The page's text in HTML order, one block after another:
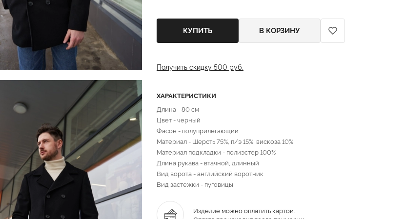
КУПИТЬ В КОРЗИНУ
Получить скидку 500 руб.
ХАРАКТЕРИСТИКИ
Длина - 80 см
Цвет - черный
Фасон - полуприлегающий
Материал - Шерсть 75%, п/э 15%, вискоза 10%
Материал подкладки - полиэстер 100%
Длина рукава - втачной, длинный
Вид ворота - английский воротник
Вид застежки - пуговицы
Изделие можно оплатить картой.